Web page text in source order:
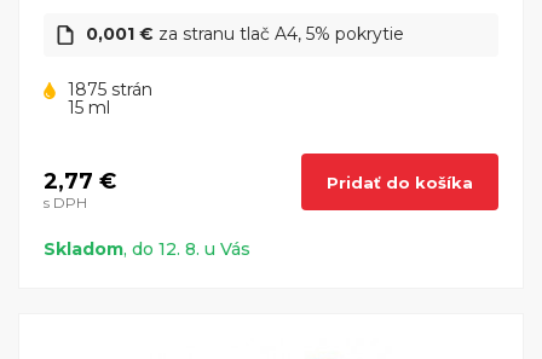
0,001 € za stranu tlač A4, 5% pokrytie
1875 strán
15 ml
2,77 €
s DPH
Pridať do košíka
Skladom, do 12. 8. u Vás